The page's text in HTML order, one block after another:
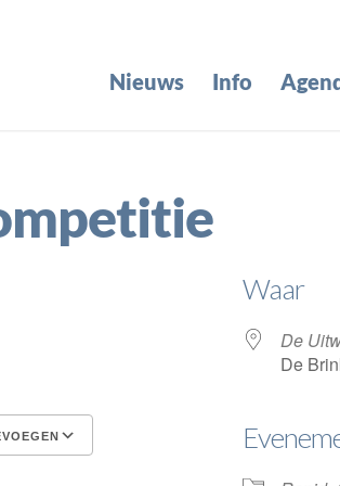
Nieuws Info
Google Calendar
Waar
De
De